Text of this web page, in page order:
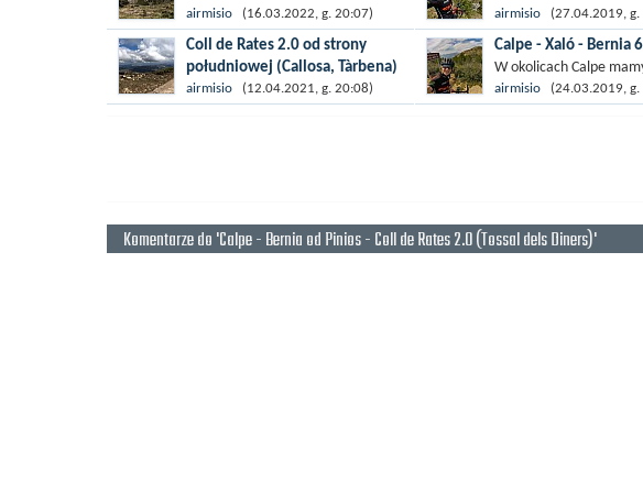
Dzisiejsza propozycja to runda
przez mniej znany podjazd Coll de la
Garga, na który dostaniemy się z
miejscowości Orba. W dalszej
częsci...
airmisio (16.03.2022, g. 20:07)
Calpe nieprzypadkowo
miejscem treningowym
wybieranym przez
okolicy nie brakuje
terenów do...
airmisio (27.04.2019, g.
Coll de Rates 2.0 od strony
południowej (Callosa, Tàrbena)
Południe Hiszpanii to idealne
airmisio (12.04.2021, g. 20:08)
Calpe - Xaló - Bernia
W okolicach Calpe
szczególnych miejsc,
airmisio (24.03.2019, g.
Komentarze do 'Calpe - Bernia od Pinios - Coll de Rates 2.0 (Tossal dels Diners)'